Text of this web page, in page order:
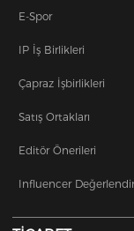
E-Spor
IP İş Birlikleri
Çapraz İşbirlikleri
Satış Ortakları
Editör Önerileri
Influencer